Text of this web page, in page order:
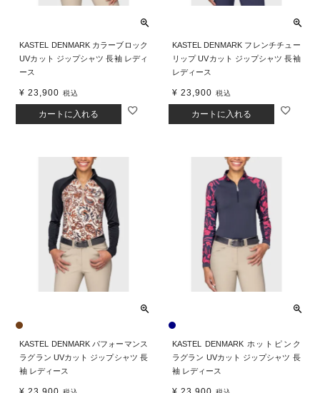
KASTEL DENMARK カラーブロック
UVカット ジップシャツ 長袖 レディ
ース
¥ 23,900 税込
カートに入れる
KASTEL DENMARK フレンチチュー
リップ UVカット ジップシャツ 長袖
レディース
¥ 23,900 税込
カートに入れる
KASTEL DENMARK パフォーマンス
ラグラン UVカット ジップシャツ 長
袖 レディース
KASTEL DENMARK ホットピンク
ラグラン UVカット ジップシャツ 長
袖 レディース